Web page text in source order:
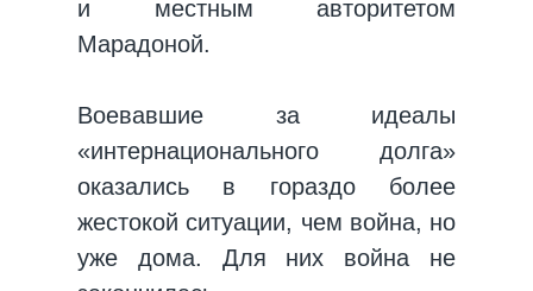
и местным авторитетом
Марадоной.
Воевавшие за идеалы
«интернационального долга»
оказались в гораздо более
жестокой ситуации, чем война, но
уже дома. Для них война не